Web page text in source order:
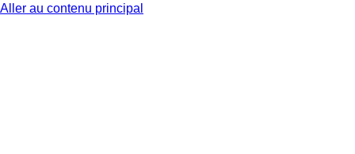
Aller au contenu principal